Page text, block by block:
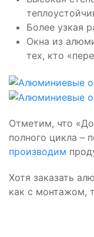
Более узкая
Окна из
тех, кто
Отметим, что
полного цикла –
производим
Хотя заказать
как с монтажом,